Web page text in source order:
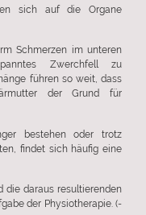
sich auf die Organe
Schmerzen im unteren
Zwerchfell zu
führen so weit, dass
der Grund für
bestehen oder trotz
findet sich häufig eine
die daraus resultierenden
der Physiotherapie. (-